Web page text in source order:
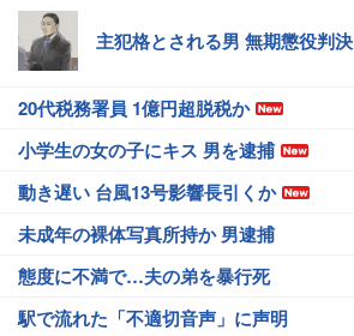
主犯格とされる男 無期懲役判決
20代税務署員 1億円超脱税か
小学生の女の子にキス 男を逮捕
動き遅い 台風13号影響長引くか
未成年の裸体写真所持か 男逮捕
態度に不満で…夫の弟を暴行死
駅で流れた「不適切音声」に声明